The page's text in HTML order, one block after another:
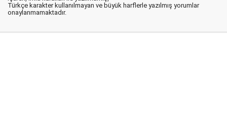
Türkçe karakter kullanılmayan ve büyük harflerle yazılmış yorumlar
onaylanmamaktadır.